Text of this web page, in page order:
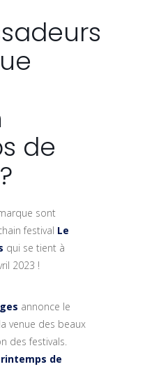
de
sont
festival Le
qui se tient à
2023 !
annonce le
venue des beaux
des festivals.
de